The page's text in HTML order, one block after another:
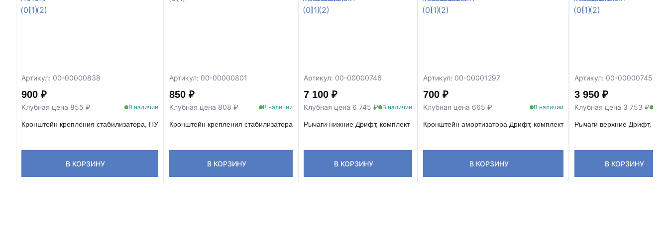
Артикул: 00-00000838
900 ₽
Клубная цена 855 ₽ В наличии
Кронштейн крепления стабилизатора, ПУ
В КОРЗИНУ
Артикул: 00-00000801
850 ₽
Клубная цена 808 ₽ В наличии
Кронштейн крепления стабилизатора
В КОРЗИНУ
Артикул: 00-00000746
7 100 ₽
Клубная цена 6 745 ₽ В наличии
Рычаги нижние Дрифт, комплект
В КОРЗИНУ
Артикул: 00-00001297
700 ₽
Клубная цена 665 ₽ В наличии
Кронштейн амортизатора Дрифт, комплект
В КОРЗИНУ
Артикул: 00-00000745
3 950 ₽
Клубная цена 3 753 ₽
Рычаги верхние Дрифт,
В КОРЗИНУ